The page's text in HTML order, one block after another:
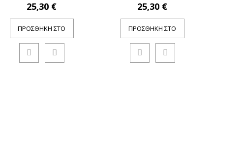
25,30 €
ΠΡΟΣΘΉΚΗ ΣΤΟ
25,30 €
ΠΡΟΣΘΉΚΗ ΣΤΟ